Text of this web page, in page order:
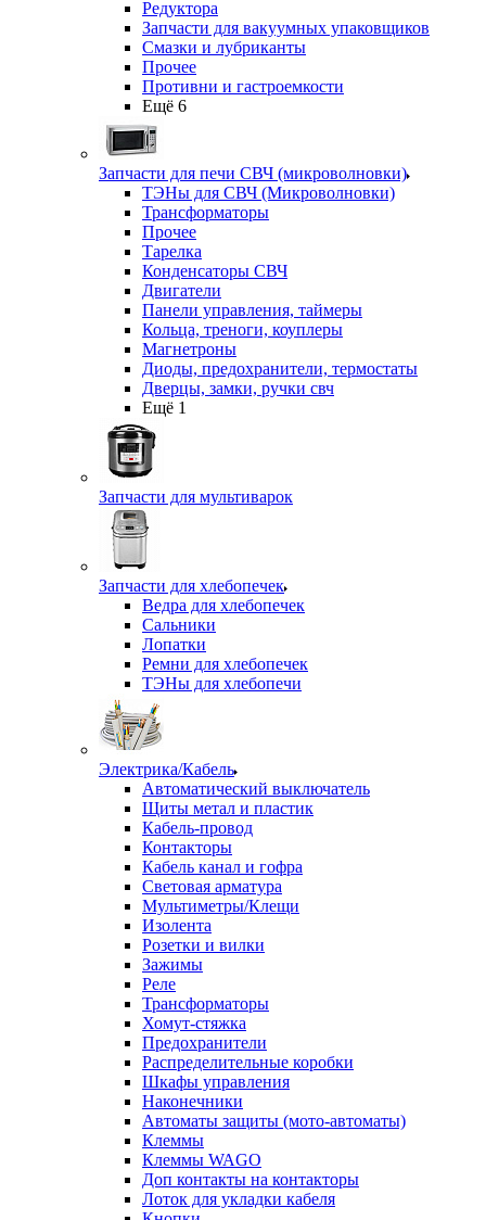
Редуктора
Запчасти для вакуумных упаковщиков
Смазки и лубриканты
Прочее
Противни и гастроемкости
Ещё 6
Запчасти для печи СВЧ (микроволновки)
ТЭНы для СВЧ (Микроволновки)
Трансформаторы
Прочее
Тарелка
Конденсаторы СВЧ
Двигатели
Панели управления, таймеры
Кольца, треноги, коуплеры
Магнетроны
Диоды, предохранители, термостаты
Дверцы, замки, ручки свч
Ещё 1
Запчасти для мультиварок
Запчасти для хлебопечек
Ведра для хлебопечек
Сальники
Лопатки
Ремни для хлебопечек
ТЭНы для хлебопечи
Электрика/Кабель
Автоматический выключатель
Щиты метал и пластик
Кабель-провод
Контакторы
Кабель канал и гофра
Световая арматура
Мультиметры/Клещи
Изолента
Розетки и вилки
Зажимы
Реле
Трансформаторы
Хомут-стяжка
Предохранители
Распределительные коробки
Шкафы управления
Наконечники
Автоматы защиты (мото-автоматы)
Клеммы
Клеммы WAGO
Доп контакты на контакторы
Лоток для укладки кабеля